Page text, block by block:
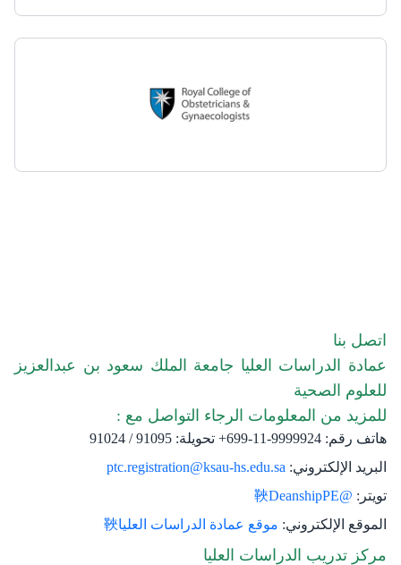
اتصل بنا
عمادة الدراسات العليا جامعة الملك سعود بن عبدالعزيز
للعلوم الصحية
للمزيد من المعلومات الرجاء التواصل مع :
هاتف رقم: 9999924-​11-699+ تحويلة: 91095 / 91024
البريد الإلكتروني: ptc.registration@ksau-hs.edu.sa
تويتر: @DeanshipPE
الموقع الإلكتروني: موقع عمادة الدراسات العليا
مركز تدريب الدراسات العليا